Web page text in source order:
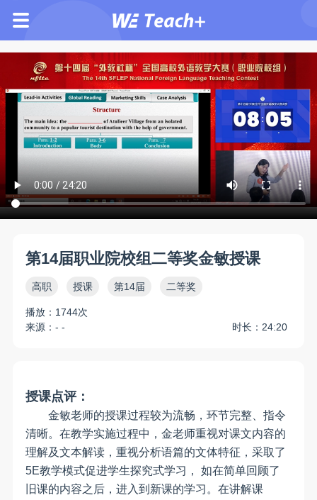
第14届职业院校组二等奖金敏授课
高职 授课 第14届 二等奖
播放：1744次
来源：- -
时长：24:20
授课点评：
金敏老师的授课过程较为流畅，环节完整、指令
清晰。在教学实施过程中，金老师重视对课文内容的
理解及文本解读，重视分析语篇的文体特征，采取了
5E教学模式促进学生探究式学习， 如在简单回顾了
旧课的内容之后，进入到新课的学习。在讲解课